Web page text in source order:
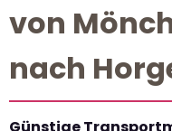
von
nach